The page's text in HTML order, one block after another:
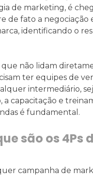
de marketing, é
de fato a negociação
identificando o
que não lidam
ter equipes de
intermediário,
a capacitação e
é fundamental.
são os 4Ps
campanha de